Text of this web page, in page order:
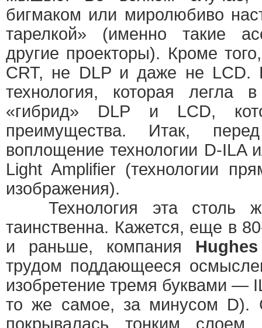
бигмаком или миролюбиво
тарелкой» (именно такие
другие проекторы). Кроме
CRT, не DLP и даже не LCD.
технология, которая
«гибрид» DLP и LCD,
преимущества. Итак,
воплощение технологии D-ILA
Light Amplifier (технологии
изображения).
Технология эта столь
таинственна. Кажется, еще в
и раньше, компания Hughes
трудом поддающееся
изобретение тремя буквами —
то же самое, за минусом D).
покрывалась тонким